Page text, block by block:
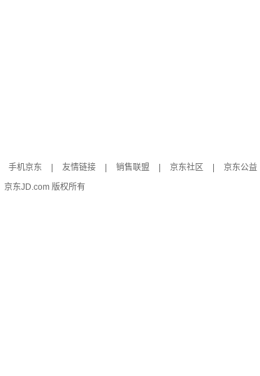
手机京东 友情链接 销售联盟 京东社区
京东公益
京东JD.com 版权所有